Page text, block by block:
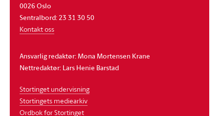
0026 Oslo
Sentralbord: 23 31 30 50
Kontakt oss
Ansvarlig redaktør: Mona Mortensen Krane
Nettredaktør: Lars Henie Barstad
Stortinget undervisning
Stortingets mediearkiv
Ordbok for Stortinget